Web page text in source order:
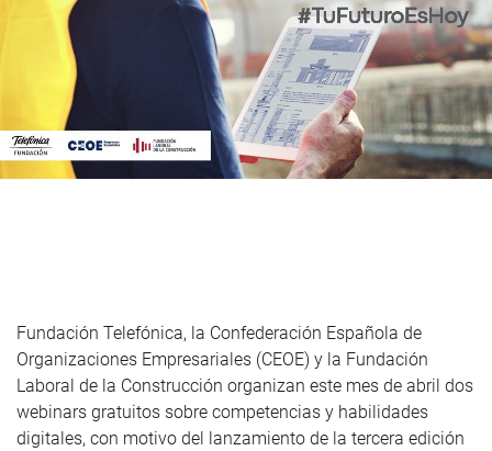
Fundación Telefónica, la Confederación Española de
Organizaciones Empresariales (CEOE) y la Fundación
Laboral de la Construcción organizan este mes de abril dos
webinars gratuitos sobre competencias y habilidades
digitales, con motivo del lanzamiento de la tercera edición